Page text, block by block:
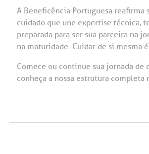
A Beneficência Portuguesa reafirma
cuidado que une expertise técnica,
preparada para ser sua parceira na
na maturidade. Cuidar de si mesma
Comece ou continue sua jornada
conheça a nossa estrutura completa